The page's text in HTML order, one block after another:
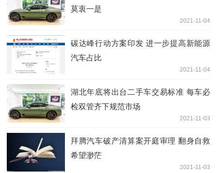
莫衷一是
2021-11-04
碳达峰行动方案印发 进一步提高新能源
汽车占比
2021-11-04
湖北年底将出台二手车交易标准 每车必
检双管齐下规范市场
2021-11-03
拜腾汽车破产清算案开庭审理 翻身自救
希望渺茫
2021-11-03